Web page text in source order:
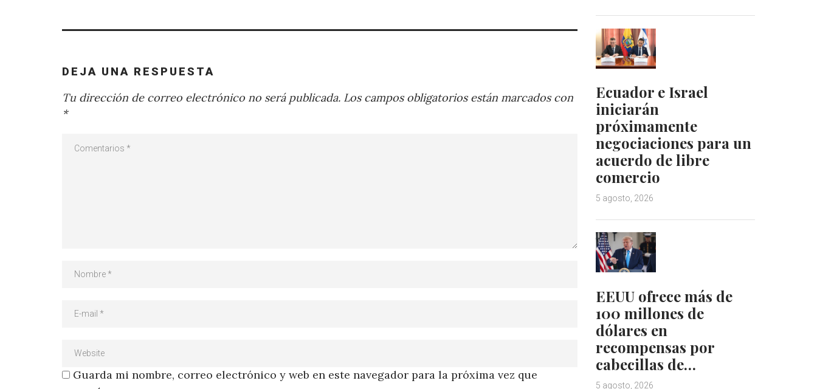
DEJA UNA RESPUESTA
Tu dirección de correo electrónico no será publicada. Los campos obligatorios están marcados con
*
Guarda mi nombre, correo electrónico y web en este navegador para la próxima vez que
Ecuador e Israel
iniciarán
próximamente
negociaciones para un
acuerdo de libre
comercio
5 agosto, 2026
EEUU ofrece más de
100 millones de
dólares en
recompensas por
cabecillas de…
5 agosto, 2026